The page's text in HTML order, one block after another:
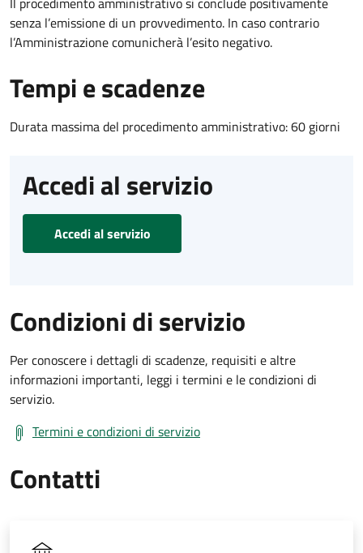
senza l’emissione di un provvedimento. In caso contrario
l’Amministrazione comunicherà l’esito negativo.
Tempi e scadenze
Durata massima del procedimento amministrativo: 60 giorni
Accedi al servizio
Accedi al servizio
Condizioni di servizio
Per conoscere i dettagli di scadenze, requisiti e altre
informazioni importanti, leggi i termini e le condizioni di
servizio.
Termini e condizioni di servizio
Contatti